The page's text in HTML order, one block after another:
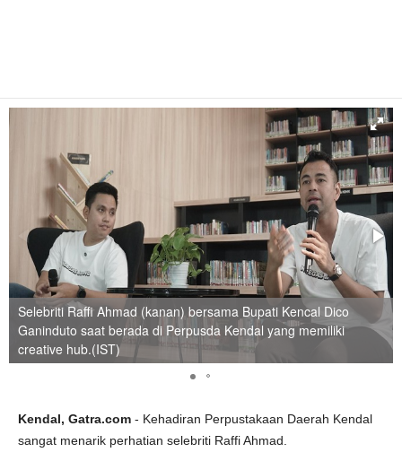
Selebriti Raffi Ahmad (kanan) bersama Bupati Kencal Dico
Ganinduto saat berada di Perpusda Kendal yang memiliki
creative hub.(IST)
Kendal, Gatra.com - Kehadiran Perpustakaan Daerah Kendal
sangat menarik perhatian selebriti Raffi Ahmad.